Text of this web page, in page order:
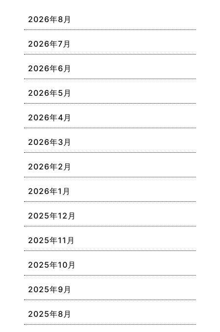
2026年8月
2026年7月
2026年6月
2026年5月
2026年4月
2026年3月
2026年2月
2026年1月
2025年12月
2025年11月
2025年10月
2025年9月
2025年8月